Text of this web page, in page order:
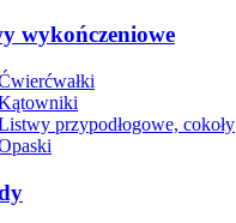
wykończeniowe
przypodłogowe, cokoły